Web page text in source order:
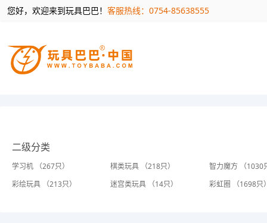
您好，欢迎来到玩具巴巴！ 客服热线：0754-85638555
二级分类
学习机 （267只） 棋类玩具 （218只）
智力魔方 （1030
彩绘玩具 （213只）
迷宫类玩具 （14只） 彩虹圈 （1698只